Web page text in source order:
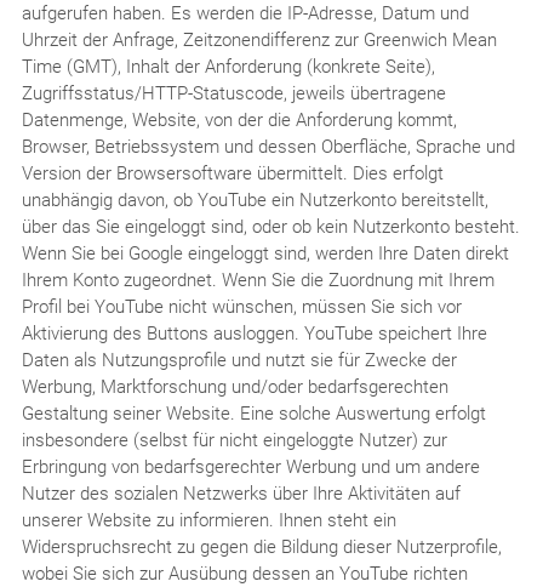
aufgerufen haben. Es werden die IP-Adresse, Datum und
Uhrzeit der Anfrage, Zeitzonendifferenz zur Greenwich Mean
Time (GMT), Inhalt der Anforderung (konkrete Seite),
Zugriffsstatus/HTTP-Statuscode, jeweils übertragene
Datenmenge, Website, von der die Anforderung kommt,
Browser, Betriebssystem und dessen Oberfläche, Sprache und
Version der Browsersoftware übermittelt. Dies erfolgt
unabhängig davon, ob YouTube ein Nutzerkonto bereitstellt,
über das Sie eingeloggt sind, oder ob kein Nutzerkonto besteht.
Wenn Sie bei Google eingeloggt sind, werden Ihre Daten direkt
Ihrem Konto zugeordnet. Wenn Sie die Zuordnung mit Ihrem
Profil bei YouTube nicht wünschen, müssen Sie sich vor
Aktivierung des Buttons ausloggen. YouTube speichert Ihre
Daten als Nutzungsprofile und nutzt sie für Zwecke der
Werbung, Marktforschung und/oder bedarfsgerechten
Gestaltung seiner Website. Eine solche Auswertung erfolgt
insbesondere (selbst für nicht eingeloggte Nutzer) zur
Erbringung von bedarfsgerechter Werbung und um andere
Nutzer des sozialen Netzwerks über Ihre Aktivitäten auf
unserer Website zu informieren. Ihnen steht ein
Widerspruchsrecht zu gegen die Bildung dieser Nutzerprofile,
wobei Sie sich zur Ausübung dessen an YouTube richten